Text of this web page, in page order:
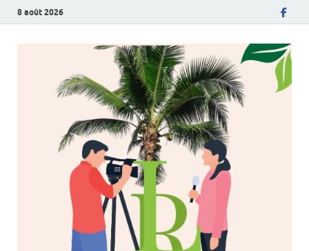
8 août 2026